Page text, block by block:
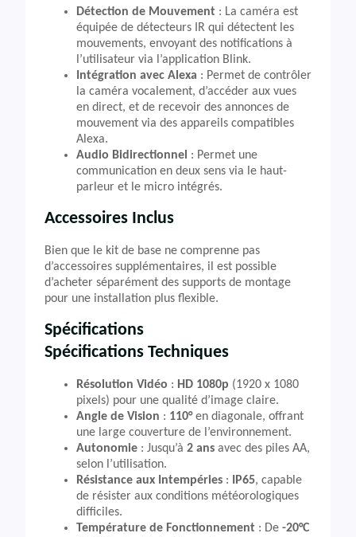
Détection de Mouvement : La caméra est
équipée de détecteurs IR qui détectent les
mouvements, envoyant des notifications à
l’utilisateur via l’application Blink.
Intégration avec Alexa : Permet de contrôler
la caméra vocalement, d’accéder aux vues
en direct, et de recevoir des annonces de
mouvement via des appareils compatibles
Alexa.
Audio Bidirectionnel : Permet une
communication en deux sens via le haut-
parleur et le micro intégrés.
Accessoires Inclus
Bien que le kit de base ne comprenne pas
d’accessoires supplémentaires, il est possible
d’acheter séparément des supports de montage
pour une installation plus flexible.
Spécifications
Spécifications Techniques
Résolution Vidéo : HD 1080p (1920 x 1080
pixels) pour une qualité d’image claire.
Angle de Vision : 110°en diagonale, offrant
une large couverture de l’environnement.
Autonomie : Jusqu’à 2 ans avec des piles AA,
selon l’utilisation.
Résistance aux Intempéries : IP65, capable
de résister aux conditions météorologiques
difficiles.
Température de Fonctionnement : De -20°C